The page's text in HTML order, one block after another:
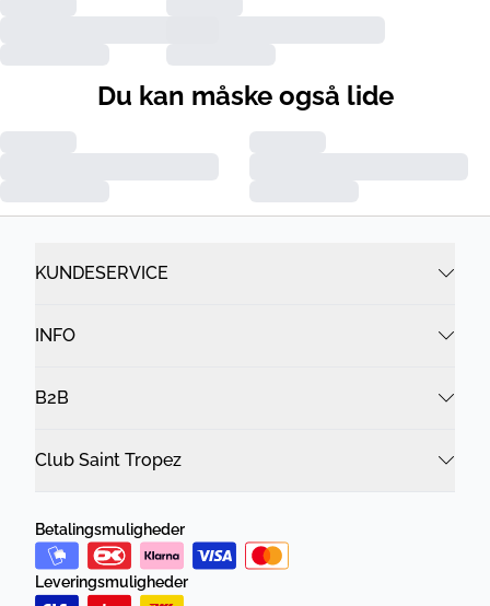
Du kan måske også lide
KUNDESERVICE
INFO
B2B
Club Saint Tropez
Betalingsmuligheder
Leveringsmuligheder